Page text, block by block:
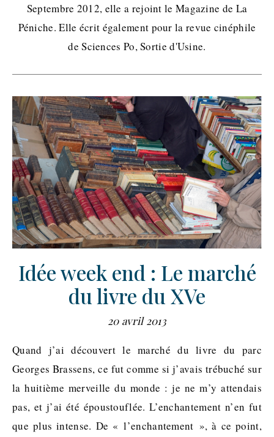
Septembre 2012, elle a rejoint le Magazine de La
Péniche. Elle écrit également pour la revue cinéphile
de Sciences Po, Sortie d'Usine.
Idée week end : Le marché
du livre du XVe
20 avril 2013
Quand j’ai découvert le marché du livre du parc
Georges Brassens, ce fut comme si j’avais trébuché sur
la huitième merveille du monde : je ne m’y attendais
pas, et j’ai été époustouflée. L’enchantement n’en fut
que plus intense. De « l’enchantement », à ce point,